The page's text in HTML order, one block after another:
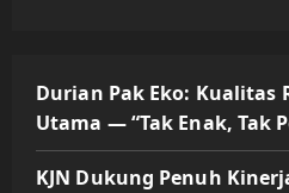
Durian Pak Eko: Kualitas
Utama — “Tak Enak, Tak
KJN Dukung Penuh